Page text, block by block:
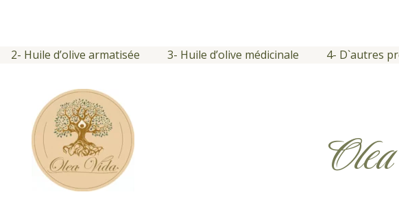
2- Huile d’olive armatisée 3- Huile d’olive médicinale 4- D`autres